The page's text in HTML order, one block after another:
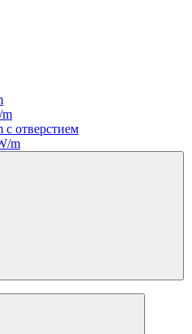
отверстием
m